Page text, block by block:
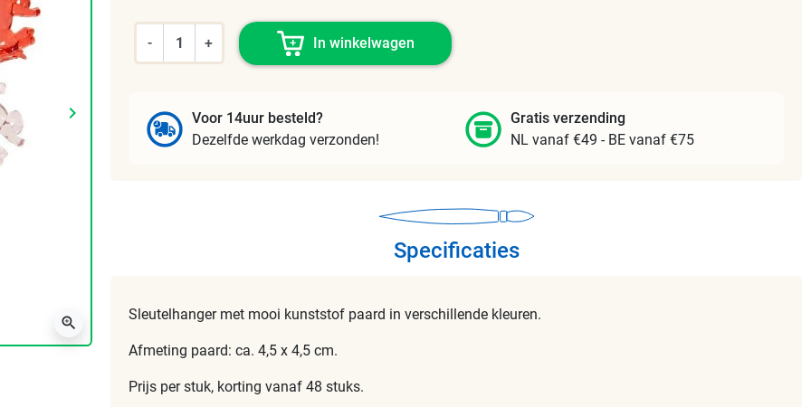
Volgende
keyboard_arrow_right
zoom_in
- + In winkelwagen
Voor 14uur besteld?
Dezelfde werkdag verzonden!
Gratis verzending
NL vanaf €49 - BE vanaf €75
Specificaties
Sleutelhanger met mooi kunststof paard in verschillende kleuren.
Afmeting paard: ca. 4,5 x 4,5 cm.
Prijs per stuk, korting vanaf 48 stuks.